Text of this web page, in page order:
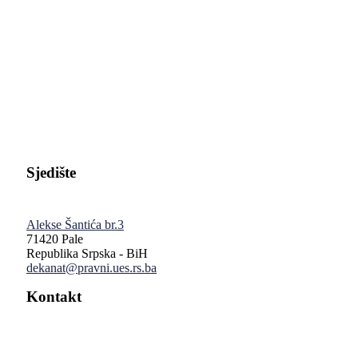
Sjedište
Alekse Šantića br.3
71420 Pale
Republika Srpska - BiH
dekanat@pravni.ues.rs.ba
Kontakt